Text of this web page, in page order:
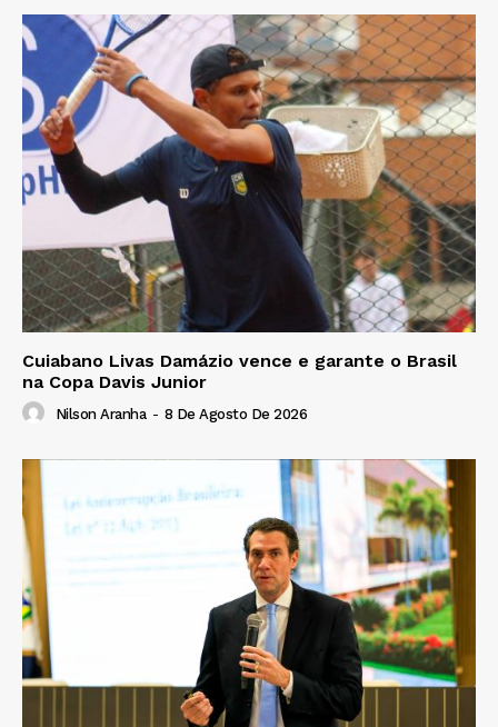
Cuiabano Livas Damázio vence e garante o Brasil
na Copa Davis Junior
Nilson Aranha - 8 De Agosto De 2026